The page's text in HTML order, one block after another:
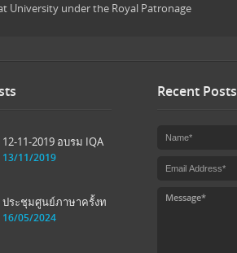
University under the Royal Patronage
12-11-2019 อบรม IQA
13/11/2019
ประชุมศูนย์ภาษาครั้งท
16/05/2024
Recent Posts